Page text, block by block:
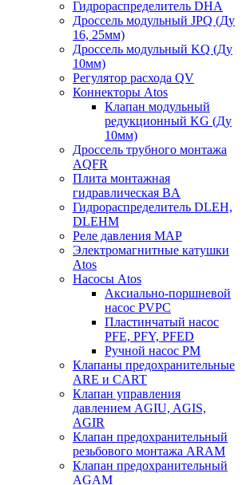
Гидрораспределитель DHA
Дроссель модульный JPQ (Ду
16, 25мм)
Дроссель модульный KQ (Ду
10мм)
Регулятор расхода QV
Коннекторы Atos
Клапан модульный
редукционный KG (Ду
10мм)
Дроссель трубного монтажа
AQFR
Плита монтажная
гидравлическая BA
Гидрораспределитель DLEH,
DLEHM
Реле давления MAP
Электромагнитные катушки
Atos
Насосы Atos
Аксиально-поршневой
насос PVPC
Пластинчатый насос
PFE, PFY, PFED
Ручной насос PM
Клапаны предохранительные
ARE и CART
Клапан управления
давлением AGIU, AGIS,
AGIR
Клапан предохранительный
резьбового монтажа ARAM
Клапан предохранительный
AGAM